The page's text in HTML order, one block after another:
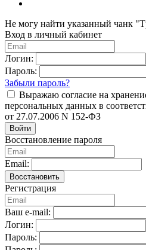
Не могу найти указанный чанк
Вход в личный кабинет
Логин:
Пароль:
Забыли пароль?
Выражаю согласие на
персональных данных в
от 27.07.2006 N 152-ФЗ
Войти
Восстановление пароля
Email:
Восстановить
Регистрация
Ваш e-mail:
Логин:
Пароль: